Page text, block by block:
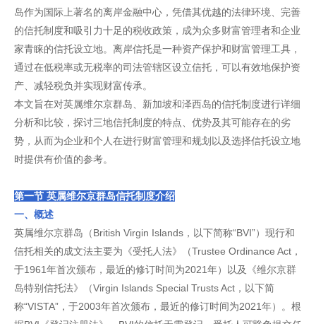
岛作为国际上著名的离岸金融中心，凭借其优越的法律环境、完善
的信托制度和吸引力十足的税收政策，成为众多财富管理者和企业
家青睐的信托设立地。离岸信托是一种资产保护和财富管理工具，
通过在低税率或无税率的司法管辖区设立信托，可以有效地保护资
产、减轻税负并实现财富传承。
本文旨在对英属维尔京群岛、新加坡和泽西岛的信托制度进行详细
分析和比较，探讨三地信托制度的特点、优势及其可能存在的劣
势，从而为企业和个人在进行财富管理和规划以及选择信托设立地
时提供有价值的参考。
第一节 英属维尔京群岛信托制度介绍
一、概述
英属维尔京群岛（British Virgin Islands，以下简称“BVI”）现行和
信托相关的成文法主要为《受托人法》（Trustee Ordinance Act，
于1961年首次颁布，最近的修订时间为2021年）以及《维尔京群
岛特别信托法》（Virgin Islands Special Trusts Act，以下简
称“VISTA”，于2003年首次颁布，最近的修订时间为2021年）。根